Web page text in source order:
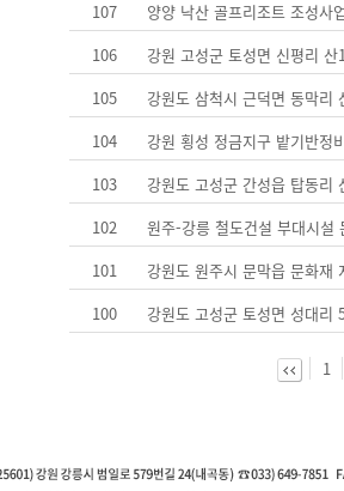
107
양양 낙산 골프리조트 조성
106
강원 고성군 토성면 신평리
105
강원도 삼척시 근덕면 동막
104
강원 횡성 정금지구 밭기반
103
강원도 고성군 간성읍 탑동
102
원주-강릉 철도건설 부대시
101
강원도 원주시 문막읍 문화재
100
강원도 고성군 토성면 성대
1